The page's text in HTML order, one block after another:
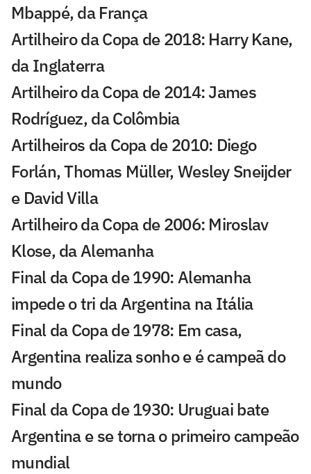
Mbappé, da França
Artilheiro da Copa de 2018: Harry Kane,
da Inglaterra
Artilheiro da Copa de 2014: James
Rodríguez, da Colômbia
Artilheiros da Copa de 2010: Diego
Forlán, Thomas Müller, Wesley Sneijder
e David Villa
Artilheiro da Copa de 2006: Miroslav
Klose, da Alemanha
Final da Copa de 1990: Alemanha
impede o tri da Argentina na Itália
Final da Copa de 1978: Em casa,
Argentina realiza sonho e é campeã do
mundo
Final da Copa de 1930: Uruguai bate
Argentina e se torna o primeiro campeão
mundial